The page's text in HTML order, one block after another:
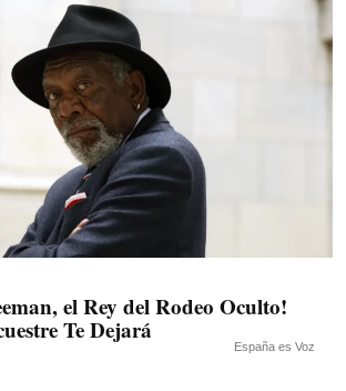
el Rey del Rodeo Oculto!
Te Dejará
España es Voz